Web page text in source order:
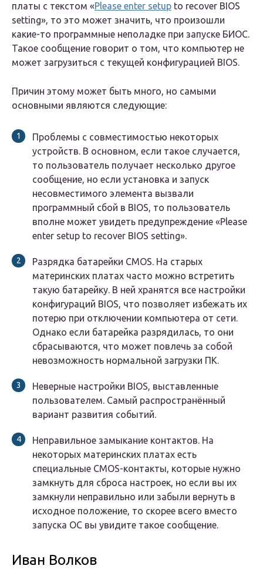
платы с текстом «Please enter setup to recover BIOS
setting», то это может значить, что произошли
какие-то программные неполадке при запуске БИОС.
Такое сообщение говорит о том, что компьютер не
может загрузиться с текущей конфигурацией BIOS.
Причин этому может быть много, но самыми
основными являются следующие:
Проблемы с совместимостью некоторых
устройств. В основном, если такое случается,
то пользователь получает несколько другое
сообщение, но если установка и запуск
несовместимого элемента вызвали
программный сбой в BIOS, то пользователь
вполне может увидеть предупреждение «Please
enter setup to recover BIOS setting».
Разрядка батарейки CMOS. На старых
материнских платах часто можно встретить
такую батарейку. В ней хранятся все настройки
конфигураций BIOS, что позволяет избежать их
потерю при отключении компьютера от сети.
Однако если батарейка разрядилась, то они
сбрасываются, что может повлечь за собой
невозможность нормальной загрузки ПК.
Неверные настройки BIOS, выставленные
пользователем. Самый распространённый
вариант развития событий.
Неправильное замыкание контактов. На
некоторых материнских платах есть
специальные CMOS-контакты, которые нужно
замкнуть для сброса настроек, но если вы их
замкнули неправильно или забыли вернуть в
исходное положение, то скорее всего вместо
запуска ОС вы увидите такое сообщение.
Иван Волков